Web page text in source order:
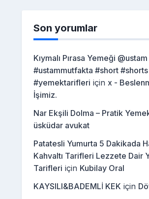
Son yorumlar
Kıymalı Pırasa Yemeği
#ustammutfakta #short
#yemektarifleri için x -
İşimiz.
Nar Ekşili Dolma – Pratik
üsküdar avukat
Patatesli Yumurta 5 Dakikada
Kahvaltı Tarifleri Lezzete Dair
Tarifleri için Kubilay Oral
KAYSILI&BADEMLİ KEK için